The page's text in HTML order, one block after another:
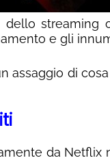
streaming
e gli
assaggio di
da Netflix